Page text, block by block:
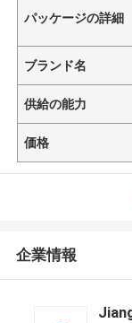
パッケージの詳細
ブランド名
供給の能力
価格
企業情報